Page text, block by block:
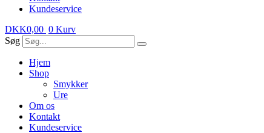
Kundeservice
DKK0,00 0 Kurv
Søg
Hjem
Shop
Smykker
Ure
Om os
Kontakt
Kundeservice